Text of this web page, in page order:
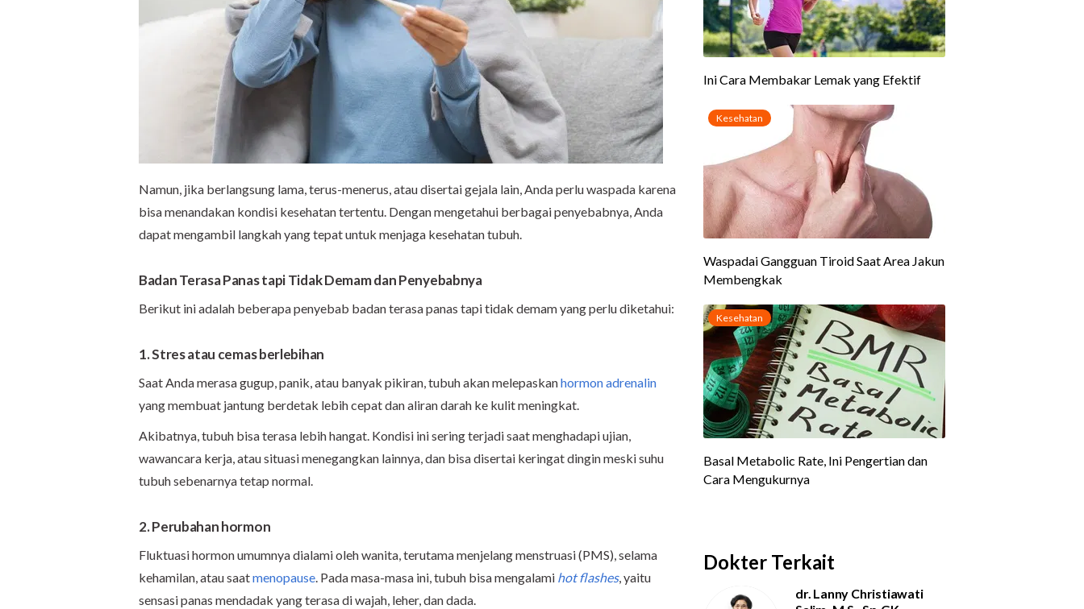
Namun, jika berlangsung lama, terus-menerus, atau disertai gejala lain, Anda perlu waspada karena
bisa menandakan kondisi kesehatan tertentu. Dengan mengetahui berbagai penyebabnya, Anda
dapat mengambil langkah yang tepat untuk menjaga kesehatan tubuh.
Badan Terasa Panas tapi Tidak Demam dan Penyebabnya
Berikut ini adalah beberapa penyebab badan terasa panas tapi tidak demam yang perlu diketahui:
1. Stres atau cemas berlebihan
Saat Anda merasa gugup, panik, atau banyak pikiran, tubuh akan melepaskanhormon adrenalin
yang membuat jantung berdetak lebih cepat dan aliran darah ke kulit meningkat.
Akibatnya, tubuh bisa terasa lebih hangat. Kondisi ini sering terjadi saat menghadapi ujian,
wawancara kerja, atau situasi menegangkan lainnya, dan bisa disertai keringat dingin meski suhu
tubuh sebenarnya tetap normal.
2. Perubahan hormon
Fluktuasi hormon umumnya dialami oleh wanita, terutama menjelang menstruasi (PMS), selama
kehamilan, atau saatmenopause. Pada masa-masa ini, tubuh bisa mengalami hot flashes, yaitu
sensasi panas mendadak yang terasa di wajah, leher, dan dada.
Dokter Terkait